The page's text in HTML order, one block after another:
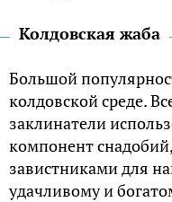
Колдовская жаба
Большой
колдовской среде.
заклинатели
компонент
завистниками для
удачливому и